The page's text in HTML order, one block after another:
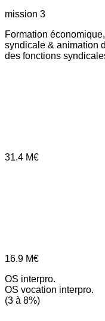
mission 3
Formation
syndicale & animation
des fonctions
31.4 M€
16.9 M€
OS interpro.
OS vocation interpro.
(3 à 8%)